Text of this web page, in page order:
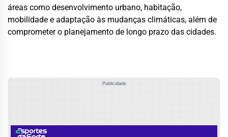
áreas como desenvolvimento urbano, habitação,
mobilidade e adaptação às mudanças climáticas, além de
comprometer o planejamento de longo prazo das cidades.
Publicidade